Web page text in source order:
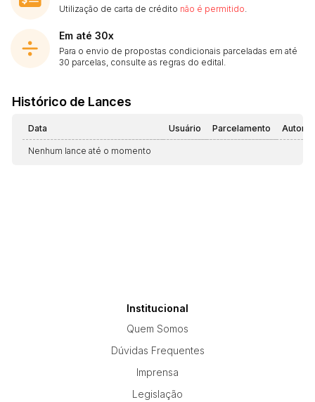
Utilização de carta de crédito não é permitido
Em até 30x
Para o envio de propostas condicionais parceladas em até
30 parcelas, consulte as regras do edital.
Histórico de Lances
Data Usuário Parcelamento
Nenhum lance até o momento
Institucional
Quem Somos
Dúvidas Frequentes
Imprensa
Legislação